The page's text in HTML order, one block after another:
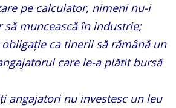
pe calculator, nimeni nu-i
să muncească în industrie;
ca tinerii să rămână un
care le-a plătit bursă
angajatori nu investesc un leu